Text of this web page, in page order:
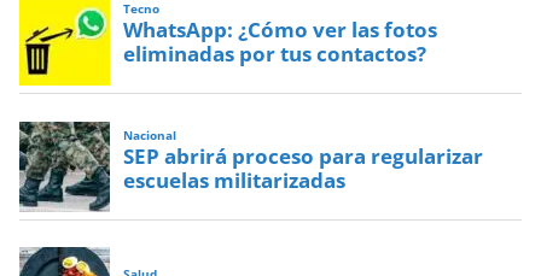
Tecno
WhatsApp: ¿Cómo ver las fotos
eliminadas por tus contactos?
Nacional
SEP abrirá proceso para regularizar
escuelas militarizadas